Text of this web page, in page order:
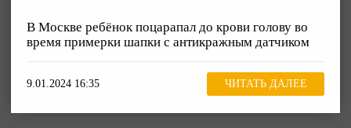
В Москве ребёнок поцарапал до крови голову во
время примерки шапки с антикражным датчиком
9.01.2024 16:35 ЧИТАТЬ ДАЛЕЕ